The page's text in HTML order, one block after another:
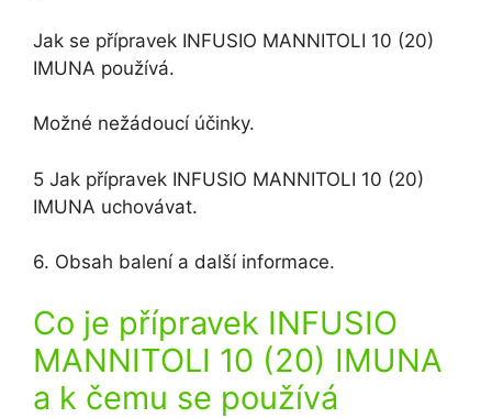
Jak se přípravek INFUSIO MANNITOLI 10 (20)
IMUNA používá.
Možné nežádoucí účinky.
5 Jak přípravek INFUSIO MANNITOLI 10 (20)
IMUNA uchovávat.
6. Obsah balení a další informace.
Co je přípravek INFUSIO
MANNITOLI 10 (20) IMUNA
a k čemu se používá